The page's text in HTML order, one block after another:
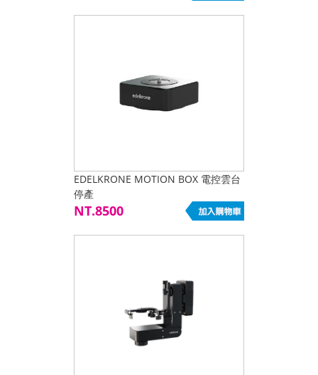
EDELKRONE MOTION BOX 電控雲台
停產
NT.8500